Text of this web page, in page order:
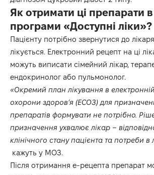
Як отримати ці препарати
програми «Доступні ліки»?
Пацієнту потрібно звернутися до
лікується. Електронний рецепт на ці
можуть виписати сімейний лікар,
ендокринолог або пульмонолог.
«Окремий план лікування в
охорони здоров’я (ЕСОЗ) для
препаратів формувати не потрібно.
призначення ухвалює лікар –
клінічного стану пацієнта та потреби в
кажуть у МОЗ.
Після отримання е-рецепта препарат